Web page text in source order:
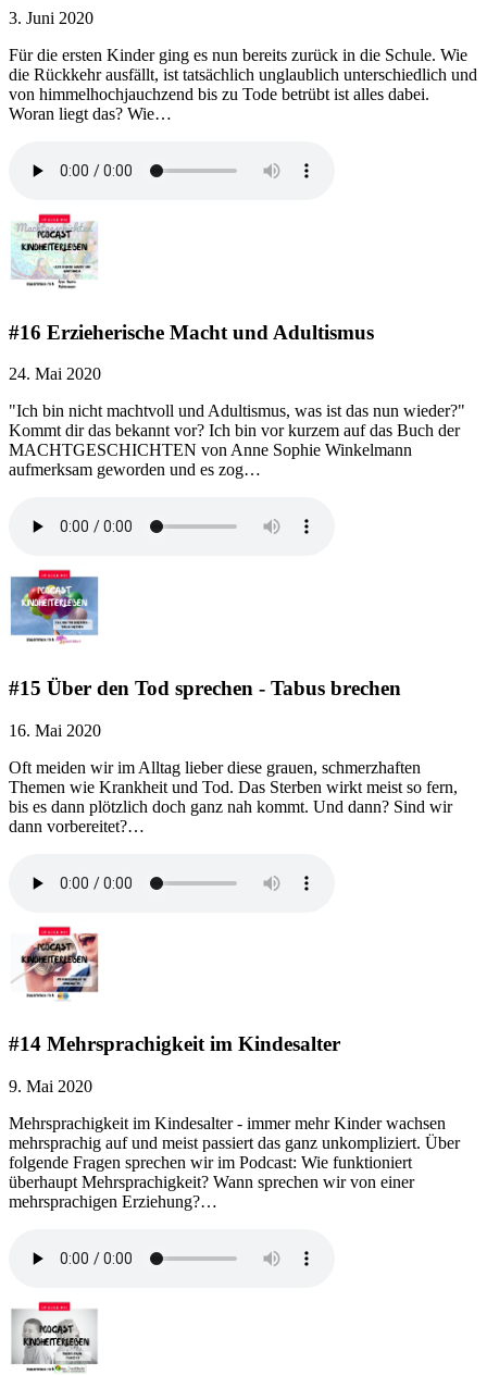
3. Juni 2020
Für die ersten Kinder ging es nun bereits zurück in die Schule. Wie
die Rückkehr ausfällt, ist tatsächlich unglaublich unterschiedlich und
von himmelhochjauchzend bis zu Tode betrübt ist alles dabei.
Woran liegt das? Wie…
#16 Erzieherische Macht und Adultismus
24. Mai 2020
"Ich bin nicht machtvoll und Adultismus, was ist das nun wieder?"
Kommt dir das bekannt vor? Ich bin vor kurzem auf das Buch der
MACHTGESCHICHTEN von Anne Sophie Winkelmann
aufmerksam geworden und es zog…
#15 Über den Tod sprechen - Tabus brechen
16. Mai 2020
Oft meiden wir im Alltag lieber diese grauen, schmerzhaften
Themen wie Krankheit und Tod. Das Sterben wirkt meist so fern,
bis es dann plötzlich doch ganz nah kommt. Und dann? Sind wir
dann vorbereitet?…
#14 Mehrsprachigkeit im Kindesalter
9. Mai 2020
Mehrsprachigkeit im Kindesalter - immer mehr Kinder wachsen
mehrsprachig auf und meist passiert das ganz unkompliziert. Über
folgende Fragen sprechen wir im Podcast: Wie funktioniert
überhaupt Mehrsprachigkeit? Wann sprechen wir von einer
mehrsprachigen Erziehung?…